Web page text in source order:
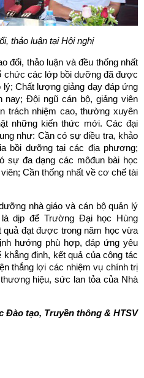
thảo luận tại Hội nghị
đổi, thảo luận và đều thống nhất
chức các lớp bồi dưỡng đã được
Chất lượng giảng dạy đáp ứng
nay; Đội ngũ cán bộ, giảng viên
trách nhiệm cao, thường xuyên
những kiến thức mới. Các đại
như: Cần có sự điều tra, khảo
bồi dưỡng tại các địa phương;
sự đa dạng các môđun bài học
Cần thống nhất về cơ chế tài
nhà giáo và cán bộ quản lý
dịp để Trường Đại học Hùng
đạt được trong năm học vừa
hướng phù hợp, đáp ứng yêu
định, kết quả của công tác
thắng lợi các nhiệm vụ chính trị
hiệu, sức lan tỏa của Nhà
Đào tạo, Truyền thông & HTSV